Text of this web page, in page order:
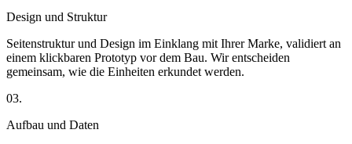
Design und Struktur
Seitenstruktur und Design im Einklang mit Ihrer Marke, validiert an
einem klickbaren Prototyp vor dem Bau. Wir entscheiden
gemeinsam, wie die Einheiten erkundet werden.
03.
Aufbau und Daten